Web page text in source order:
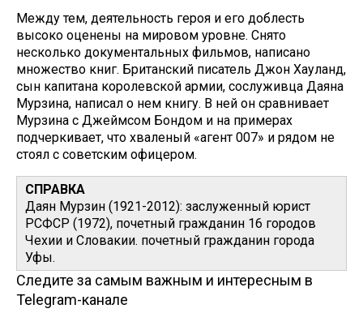
Между тем, деятельность героя и его доблесть
высоко оценены на мировом уровне. Снято
несколько документальных фильмов, написано
множество книг. Британский писатель Джон Хауланд,
сын капитана королевской армии, сослуживца Даяна
Мурзина, написал о нем книгу. В ней он сравнивает
Мурзина с Джеймсом Бондом и на примерах
подчеркивает, что хваленый «агент 007» и рядом не
стоял с советским офицером.
СПРАВКА
Даян Мурзин (1921-2012): заслуженный юрист
РСФСР (1972), почетный гражданин 16 городов
Чехии и Словакии. почетный гражданин города
Уфы.
Следите за самым важным и интересным в
Telegram-канале